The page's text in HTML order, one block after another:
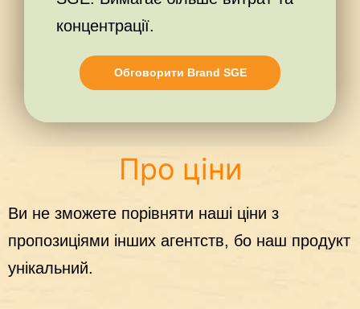
концентрації.
Обговорити Brand SGE
Про ціни
Ви не зможете порівняти наші ціни з
пропозиціями інших агентств, бо наш продукт
унікальний.